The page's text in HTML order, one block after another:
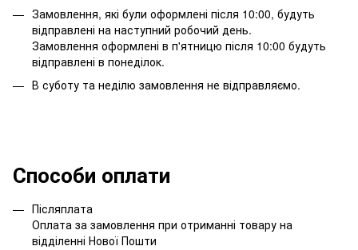
Замовлення, які були оформлені після 10:00, будуть
відправлені на наступний робочий день.
Замовлення оформлені в п'ятницю після 10:00 будуть
відправлені в понеділок.
В суботу та неділю замовлення не відправляємо.
Способи оплати
Післяплата
Оплата за замовлення при отриманні товару на
відділенні Нової Пошти